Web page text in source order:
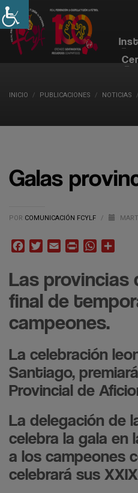
INICIO PUBLICACIONES NOTICIAS
Galas
POR COMUNICACIÓN FCYLF /
FacebookTwitterEmail Print WhatsApp
Las provincias
final de
campeones.
La celebración
Santiago,
Provincial de
La delegación de
celebra la gala en
a los campeones
celebrará sus